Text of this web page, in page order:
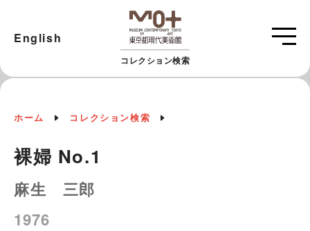
コレクション検索
English
ホーム コレクション検索
裸婦 No.1
麻生 三郎
1976